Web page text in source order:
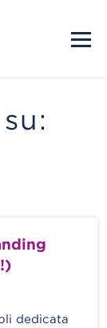
dedicata